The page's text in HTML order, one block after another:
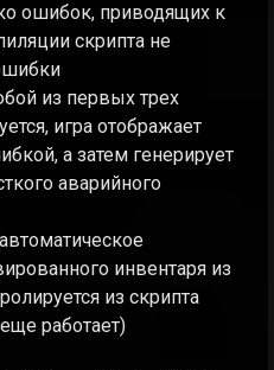
ошибок, приводящих к
скрипта не
из первых трех
игра отображает
а затем генерирует
аварийного
инвентаря из
из скрипта
работает)